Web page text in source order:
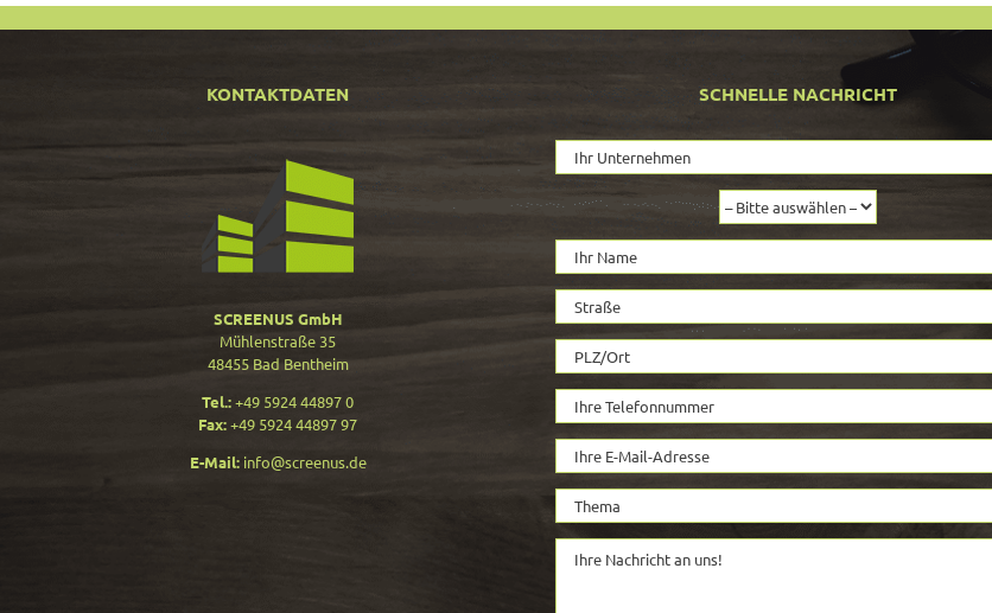
KONTAKTDATEN
SCREENUS GmbH
Mühlenstraße 35
48455 Bad Bentheim
Tel.:+49 5924 44897 0
Fax:+49 5924 44897 97
E-Mail: info@screenus.de
SCHNELLE NACHRICHT